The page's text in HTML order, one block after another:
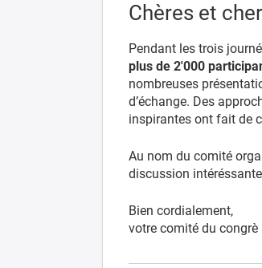
Chères et
Pendant les trois
plus de 2'000
nombreuses
d’échange. Des
inspirantes ont fait de
Au nom du comité
discussion
Bien cordialement,
votre comité du